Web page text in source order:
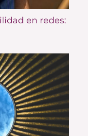
en redes: